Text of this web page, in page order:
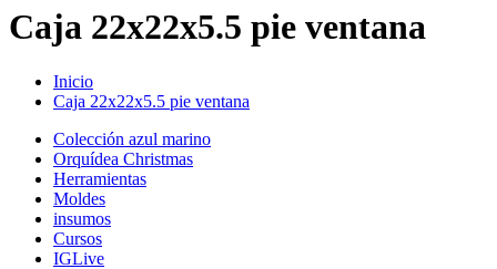
Caja 22x22x5.5 pie ventana
Inicio
Caja 22x22x5.5 pie ventana
Colección azul marino
Orquídea Christmas
Herramientas
Moldes
insumos
Cursos
IGLive